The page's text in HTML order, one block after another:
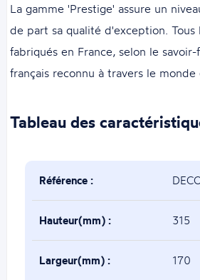
La gamme 'Prestige' assure un
de part sa qualité d'exception.
fabriqués en France, selon le
français reconnu à travers le monde
Tableau des
Référence :
Hauteur(mm) : 315
Largeur(mm) : 170